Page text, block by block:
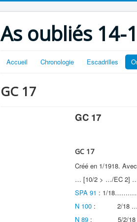
As oubliés 14-
Accueil Chronologie Escadrilles
GC 17
GC 17
GC 17
Créé en 1/1918.
… [10/2 > …/EC 2]
SPA 91 : 1/
N 100 : 2/18
N 89 : 5/2/18